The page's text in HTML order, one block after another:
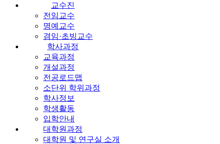
교수진
전임교수
명예교수
겸임·초빙교수
학사과정
교육과정
개설과정
전공로드맵
소단위 학위과정
학사정보
학생활동
입학안내
대학원과정
대학원 및 연구실 소개